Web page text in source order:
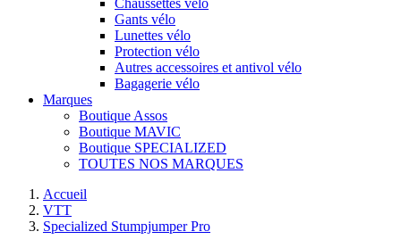
Chaussettes vélo
Gants vélo
Lunettes vélo
Protection vélo
Autres accessoires et antivol vélo
Bagagerie vélo
Marques
Boutique Assos
Boutique MAVIC
Boutique SPECIALIZED
TOUTES NOS MARQUES
Accueil
VTT
Specialized Stumpjumper Pro